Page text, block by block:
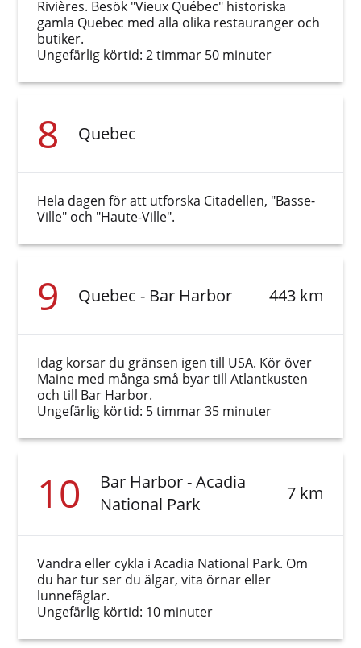
Rivières. Besök "Vieux Québec" historiska
gamla Quebec med alla olika restauranger och
butiker.
Ungefärlig körtid: 2 timmar 50 minuter
8 Quebec
Hela dagen för att utforska Citadellen, "Basse-
Ville" och "Haute-Ville".
9 Quebec - Bar Harbor 443 km
Idag korsar du gränsen igen till USA. Kör över
Maine med många små byar till Atlantkusten
och till Bar Harbor.
Ungefärlig körtid: 5 timmar 35 minuter
10
Bar Harbor - Acadia
National Park
7 km
Vandra eller cykla i Acadia National Park. Om
du har tur ser du älgar, vita örnar eller
lunnefåglar.
Ungefärlig körtid: 10 minuter